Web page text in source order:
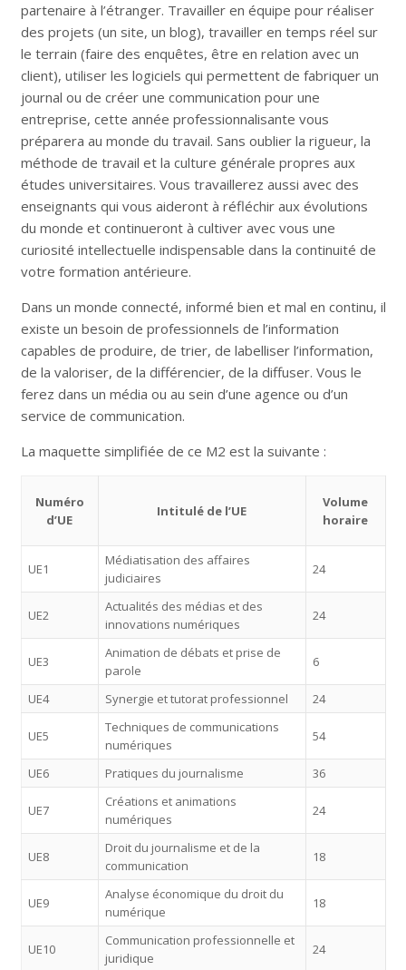
partenaire à l’étranger. Travailler en équipe pour réaliser
des projets (un site, un blog), travailler en temps réel sur
le terrain (faire des enquêtes, être en relation avec un
client), utiliser les logiciels qui permettent de fabriquer un
journal ou de créer une communication pour une
entreprise, cette année professionnalisante vous
préparera au monde du travail. Sans oublier la rigueur, la
méthode de travail et la culture générale propres aux
études universitaires. Vous travaillerez aussi avec des
enseignants qui vous aideront à réfléchir aux évolutions
du monde et continueront à cultiver avec vous une
curiosité intellectuelle indispensable dans la continuité de
votre formation antérieure.
Dans un monde connecté, informé bien et mal en continu, il
existe un besoin de professionnels de l’information
capables de produire, de trier, de labelliser l’information,
de la valoriser, de la différencier, de la diffuser. Vous le
ferez dans un média ou au sein d’une agence ou d’un
service de communication.
La maquette simplifiée de ce M2 est la suivante :
Numéro
d’UE
Intitulé de l’UE
Volume
horaire
UE1
Médiatisation des affaires
judiciaires
24
UE2
Actualités des médias et des
innovations numériques
24
UE3
Animation de débats et prise de
parole
6
UE4 Synergie et tutorat professionnel 24
UE5
Techniques de communications
numériques
54
UE6 Pratiques du journalisme 36
UE7
Créations et animations
numériques
24
UE8
Droit du journalisme et de la
communication
18
UE9
Analyse économique du droit du
numérique
18
UE10
Communication professionnelle et
juridique
24